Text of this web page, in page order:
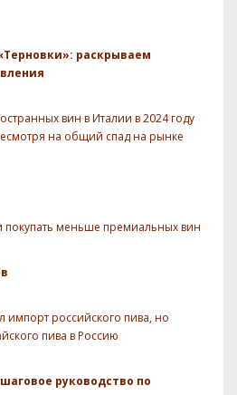
раскрываем
вин в Италии в 2024 году
на общий спад на рынке
меньше премиальных вин
импорт российского пива, но
пива в Россию
руководство по